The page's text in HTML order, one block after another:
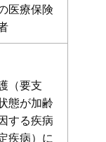
医療保険
（要支
態が加齢
する疾病
疾病）に